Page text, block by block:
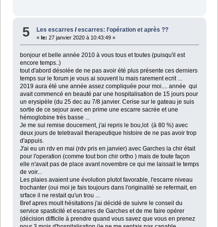
5 Les escarres /escarres: l'opération et après ??
«le: 27 janvier 2020 à 10:43:49 »
bonjour et belle année 2010 à vous tous et toutes (puisqu'il est
encore temps..)
tout d'abord désolée de ne pas avoir été plus présente ces derniers
temps sur le forum je vous ai souvent lu mais rarement ecrit ...
2019 aura été une année assez compliquée pour moi.... année qui
avait commencé en beauté par une hospitalisation de 15 jours pour
un erysipèle (du 25 dec au 7/8 janvier. Cerise sur le gateau je suis
sortie de ce sejour avec en prime une escarre sacrée et une
hémoglobine très basse ...
Je me sui remise doucement, j'ai repris le bou,lot (à 80 %) avec
deux jours de teletravail therapeutique histoire de ne pas avoir trop
d'appuis.
J'ai eu un rdv en mai (rdv pris en janvier) avec Garches la chir était
pour l'operation (comme tout bon chir ortho ) mais de toute façon
elle n'avait pas de place avant novembre ce qui me laissait le temps
de voir...
Les plaies avaient une évolution plutot favorable, l'escarre niveau
trochanter (oui moi je fais toujours dans l'originalité se refermait, en
srface il ne restait qu'un trou ...
Bref apres moult hésitations j'ai décidé de suivre le conseil du
service spasticité et escarres de Garches et de me faire opérer
(décision difficile à prendre quand vous savez que vous en prenez